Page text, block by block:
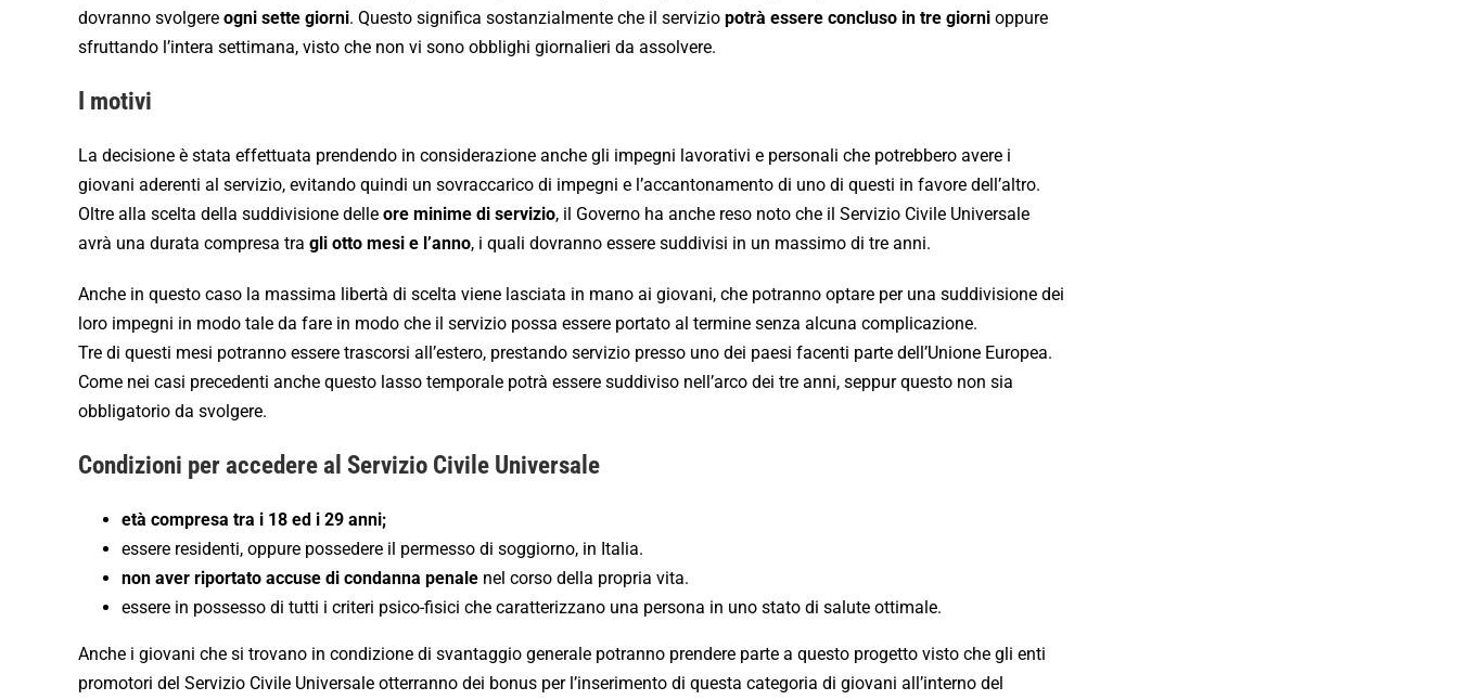
dovranno svolgere ogni sette giorni. Questo significa sostanzialmente che il serviziopotrà essere concluso in tre giornioppure
sfruttando l’intera settimana, visto che non vi sono obblighi giornalieri da assolvere.
I motivi
La decisione è stata effettuata prendendo in considerazione anche gli impegni lavorativi e personali che potrebbero avere i
giovani aderenti al servizio, evitando quindi un sovraccarico di impegni e l’accantonamento di uno di questi in favore dell’altro.
Oltre alla scelta della suddivisione delle ore minime di servizio, il Governo ha anche reso noto che il Servizio Civile Universale
avrà una durata compresa tra gli otto mesi e l’anno, i quali dovranno essere suddivisi in un massimo di tre anni.
Anche in questo caso la massima libertà di scelta viene lasciata in mano ai giovani, che potranno optare per una suddivisione dei
loro impegni in modo tale da fare in modo che il servizio possa essere portato al termine senza alcuna complicazione.
Tre di questi mesi potranno essere trascorsi all’estero, prestando servizio presso uno dei paesi facenti parte dell’Unione Europea.
Come nei casi precedenti anche questo lasso temporale potrà essere suddiviso nell’arco dei tre anni, seppur questo non sia
obbligatorio da svolgere.
Condizioni per accedere al Servizio Civile Universale
età compresa tra i 18 ed i 29 anni;
essere residenti, oppure possedere il permesso di soggiorno, in Italia.
non aver riportato accuse di condanna penalenel corso della propria vita.
essere in possesso di tutti i criteri psico-fisici che caratterizzano una persona in uno stato di salute ottimale.
Anche i giovani che si trovano in condizione di svantaggio generale potranno prendere parte a questo progetto visto che gli enti
promotori del Servizio Civile Universale otterranno dei bonus per l’inserimento di questa categoria di giovani all’interno del